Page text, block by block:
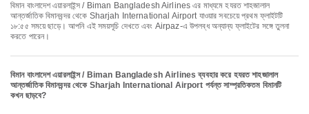
বিমান বাংলাদেশ এয়ারলাইন্স / Biman Bangladesh Airlines এর মাধ্যমে হযরত শাহজালাল
আন্তর্জাতিক বিমানবন্দর থেকে Sharjah International Airport যাওয়ার সবচেয়ে প্রথম ফ্লাইটটি
১৮:৫৫ সময়ে ছাড়ে। আপনি এই সময়সূচি দেখতে এবং Airpaz-এ উপলব্ধ অন্যান্য ফ্লাইটের সঙ্গে তুলনা
করতে পারেন।
বিমান বাংলাদেশ এয়ারলাইন্স / Biman Bangladesh Airlines ব্যবহার করে হযরত শাহজালাল
আন্তর্জাতিক বিমানবন্দর থেকে Sharjah International Airport পর্যন্ত সাম্প্রতিকতম বিমানটি
কখন ছাড়বে?